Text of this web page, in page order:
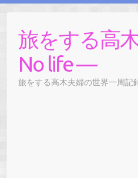
旅をする高
No life —
旅をする高木夫婦の世界一周記